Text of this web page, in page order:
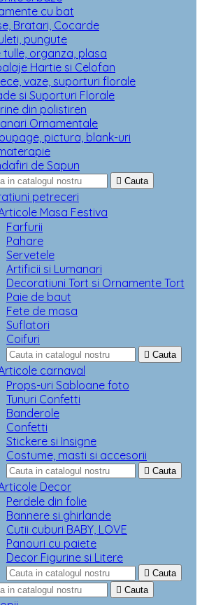
cu bat
Bratari, Cocarde
pungute
tulle, organza, plasa
Hartie si Celofan
vaze, suporturi florale
si Suporturi Florale
din polistiren
Ornamentale
pictura, blank-uri
de Sapun
 Cauta
petreceri
Masa Festiva
Farfurii
Pahare
Servetele
Artificii si Lumanari
Decoratiuni Tort si Ornamente Tort
Paie de baut
Fete de masa
Suflatori
Coifuri
 Cauta
carnaval
Props-uri Sabloane foto
Tunuri Confetti
Banderole
Confetti
Stickere si Insigne
Costume, masti si accesorii
 Cauta
Decor
Perdele din folie
Bannere si ghirlande
Cutii cuburi BABY, LOVE
Panouri cu paiete
Decor Figurine si Litere
 Cauta
 Cauta